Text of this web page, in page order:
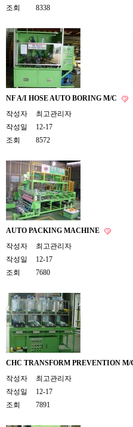
조회
8338
NF A/I HOSE AUTO BORING M/C
작성자
최고관리자
작성일
12-17
조회
8572
AUTO PACKING MACHINE
작성자
최고관리자
작성일
12-17
조회
7680
CHC TRANSFORM PREVENTION M/
작성자
최고관리자
작성일
12-17
조회
7891